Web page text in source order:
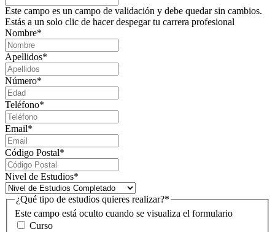
Este campo es un campo de validación y debe quedar sin cambios.
Estás a un solo clic de hacer despegar tu carrera profesional
Nombre*
Apellidos*
Número*
Teléfono*
Email*
Código Postal*
Nivel de Estudios*
Este campo está oculto cuando se visualiza el formulario
¿Qué tipo de estudios quieres realizar?*
Curso